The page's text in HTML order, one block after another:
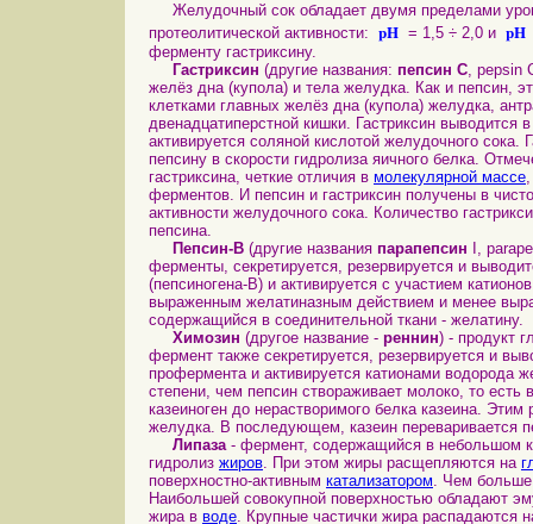
Желудочный сок обладает двумя пределами
протеолитической активности: pH = 1,5 ÷ 2,0 и pH
ферменту гастриксину.
Гастриксин (другие названия: пепсин С, pepsin
желёз дна (купола) и тела желудка. Как и пепсин,
клетками главных желёз дна (купола) желудка,
двенадцатиперстной кишки. Гастриксин
активируется соляной кислотой желудочного сока.
пепсину в скорости гидролиза яичного белка.
гастриксина, четкие отличия в молекулярной массе
ферментов. И пепсин и гастриксин получены в
активности желудочного сока. Количество
пепсина.
Пепсин-B (другие названия парапепсин I,
ферменты, секретируется, резервируется и
(пепсиногена-B) и активируется с участием
выраженным желатиназным действием и менее
содержащийся в соединительной ткани - желатину.
Химозин (другое название - реннин) - продукт
фермент также секретируется, резервируется и
профермента и активируется катионами водорода
степени, чем пепсин створаживает молоко, то
казеиноген до нерастворимого белка казеина.
желудка. В последующем, казеин переваривается
Липаза- фермент, содержащийся в небольшом
гидролиз жиров. При этом жиры расщепляются на
поверхностно-активным катализатором. Чем больше
Наибольшей совокупной поверхностью обладают
жира в воде. Крупные частички жира распадаются